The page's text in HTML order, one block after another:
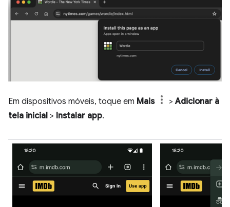
Em dispositivos móveis, toque em Mais >Adicionar à
tela inicial > Instalar app.